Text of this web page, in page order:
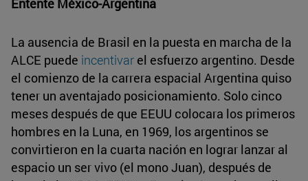
La ausencia de Brasil en la puesta en marcha de la
ALCE puede incentivar el esfuerzo argentino. Desde
el comienzo de la carrera espacial Argentina quiso
tener un aventajado posicionamiento. Solo cinco
meses después de que EEUU colocara los primeros
hombres en la Luna, en 1969, los argentinos se
convirtieron en la cuarta nación en lograr lanzar al
espacio un ser vivo (el mono Juan), después de